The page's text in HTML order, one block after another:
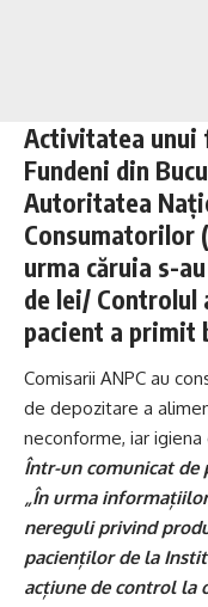
Activitatea unui
Fundeni din
Autoritatea
Consumatorilor
urma căruia s-
de lei/ Controlul
pacient a primit
Comisarii ANPC au
de depozitare a
neconforme, iar
Într-un comunicat de
„În urma
nereguli privind
pacienților de la
acțiune de control la